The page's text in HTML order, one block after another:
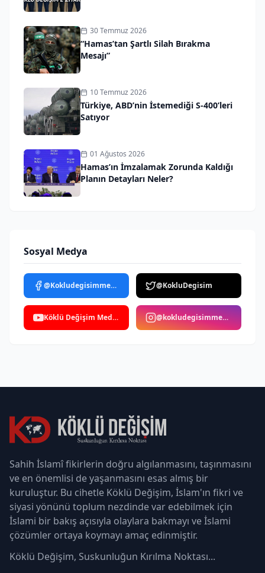
30 Temmuz 2026
“Hamas’tan Şartlı Silah Bırakma
Mesajı”
10 Temmuz 2026
Türkiye, ABD’nin İstemediği S-400’leri
Satıyor
01 Ağustos 2026
Hamas’ın İmzalamak Zorunda Kaldığı
Planın Detayları Neler?
Sosyal Medya
@Kokludegisimmedya @KokluDegisim
Köklü Değişim Medya @kokludegisimmedya
Sahih İslamî fikirlerin doğru algılanmasını, taşınmasını
ve en önemlisi de yaşanmasını esas almış bir
kuruluştur. Bu cihetle Köklü Değişim, İslam'ın fikri ve
siyasi yönünü toplum nezdinde var edebilmek için
İslami bir bakış açısıyla olaylara bakmayı ve İslami
çözümler ortaya koymayı amaç edinmiştir.
Köklü Değişim, Suskunluğun Kırılma Noktası...